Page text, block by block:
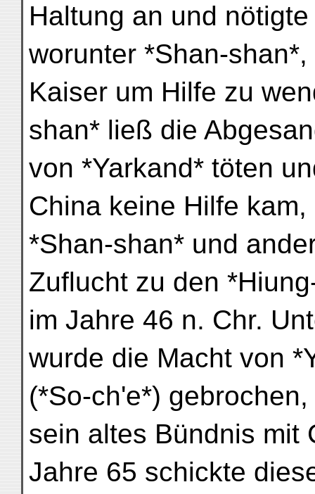
Haltung an und
worunter *Shan-
Kaiser um Hilfe zu
shan* ließ die
von *Yarkand* töten
China keine Hilfe kam,
*Shan-shan* und
Zuflucht zu den
im Jahre 46 n. Chr.
wurde die Macht von
(*So-ch'e*)
sein altes Bündnis mit
Jahre 65 schickte